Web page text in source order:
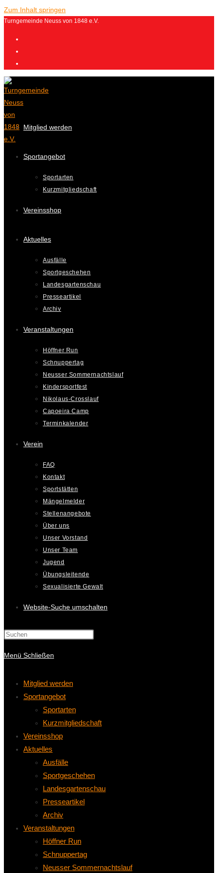
Zum Inhalt springen
Turngemeinde Neuss von 1848 e.V.
Mitglied werden
Sportangebot
Sportarten
Kurzmitgliedschaft
Vereinsshop
Aktuelles
Ausfälle
Sportgeschehen
Landesgartenschau
Presseartikel
Archiv
Veranstaltungen
Höffner Run
Schnuppertag
Neusser Sommernachtslauf
Kindersportfest
Nikolaus-Crosslauf
Capoeira Camp
Terminkalender
Verein
FAQ
Kontakt
Sportstätten
Mängelmelder
Stellenangebote
Über uns
Unser Vorstand
Unser Team
Jugend
Übungsleitende
Sexualisierte Gewalt
Website-Suche umschalten
Menü Schließen
Mitglied werden
Sportangebot
Sportarten
Kurzmitgliedschaft
Vereinsshop
Aktuelles
Ausfälle
Sportgeschehen
Landesgartenschau
Presseartikel
Archiv
Veranstaltungen
Höffner Run
Schnuppertag
Neusser Sommernachtslauf